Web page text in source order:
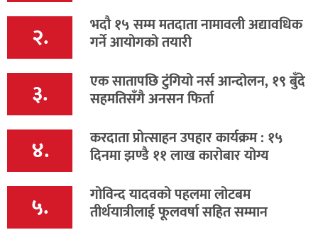
२. भदौ १५ सम्म मतदाता नामावली अद्यावधिक
गर्ने आयोगको तयारी
३. एक सातापछि टुंगियो नर्स आन्दोलन, १९ बुँदे
सहमतिसँगै अनसन फिर्ता
४. करदाता प्रोत्साहन उपहार कार्यक्रम : १५
दिनमा झण्डै ११ लाख कारोबार योग्य
५. गोविन्द यादवको पहलमा लोटबम
तीर्थयात्रीलाई फूलवर्षा सहित सम्मान